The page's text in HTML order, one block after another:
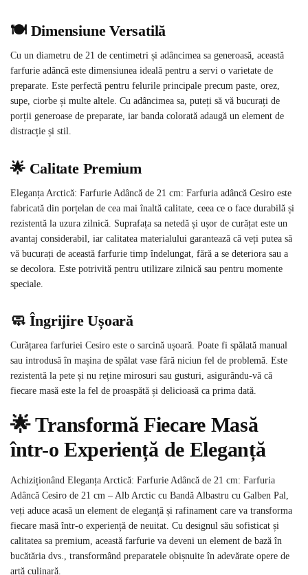
🍽️ Dimensiune Versatilă
Cu un diametru de 21 de centimetri și adâncimea sa generoasă, această
farfurie adâncă este dimensiunea ideală pentru a servi o varietate de
preparate. Este perfectă pentru felurile principale precum paste, orez,
supe, ciorbe și multe altele. Cu adâncimea sa, puteți să vă bucurați de
porții generoase de preparate, iar banda colorată adaugă un element de
distracție și stil.
🌟 Calitate Premium
Eleganța Arctică: Farfurie Adâncă de 21 cm: Farfuria adâncă Cesiro este
fabricată din porțelan de cea mai înaltă calitate, ceea ce o face durabilă și
rezistentă la uzura zilnică. Suprafața sa netedă și ușor de curățat este un
avantaj considerabil, iar calitatea materialului garantează că veți putea să
vă bucurați de această farfurie timp îndelungat, fără a se deteriora sau a
se decolora. Este potrivită pentru utilizare zilnică sau pentru momente
speciale.
🧼 Îngrijire Ușoară
Curățarea farfuriei Cesiro este o sarcină ușoară. Poate fi spălată manual
sau introdusă în mașina de spălat vase fără niciun fel de problemă. Este
rezistentă la pete și nu reține mirosuri sau gusturi, asigurându-vă că
fiecare masă este la fel de proaspătă și delicioasă ca prima dată.
🌟 Transformă Fiecare Masă
într-o Experiență de Eleganță
Achiziționând Eleganța Arctică: Farfurie Adâncă de 21 cm: Farfuria
Adâncă Cesiro de 21 cm – Alb Arctic cu Bandă Albastru cu Galben Pal,
veți aduce acasă un element de eleganță și rafinament care va transforma
fiecare masă într-o experiență de neuitat. Cu designul său sofisticat și
calitatea sa premium, această farfurie va deveni un element de bază în
bucătăria dvs., transformând preparatele obișnuite în adevărate opere de
artă culinară.